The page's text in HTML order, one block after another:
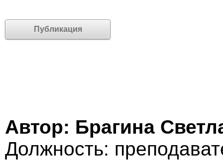
Публикация
Автор: Брагина
Должность: